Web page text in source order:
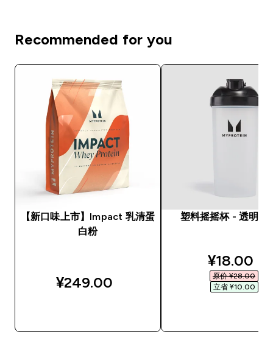
Recommended for you
【新口味上市】Impact 乳清蛋
白粉
¥249.00‎
塑料摇摇杯 - 透明 /
¥18.00‎
原价 ¥28.00‎
立省 ¥10.00‎